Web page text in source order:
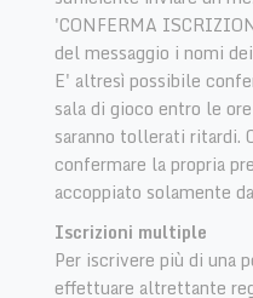
'CONFERMA
del messaggio i nomi
E' altresì possibile
sala di gioco entro le
saranno tollerati ritardi.
confermare la propria
accoppiato solamente
​Iscrizioni multiple
Per iscrivere più di una
effettuare altrettante